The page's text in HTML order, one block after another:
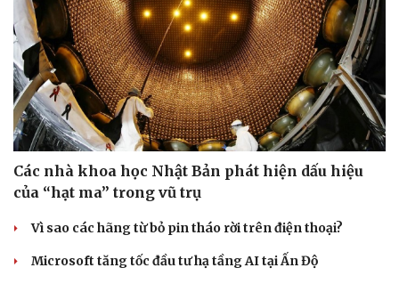
Các nhà khoa học Nhật Bản phát hiện dấu hiệu
của “hạt ma” trong vũ trụ
Vì sao các hãng từ bỏ pin tháo rời trên điện thoại?
Microsoft tăng tốc đầu tư hạ tầng AI tại Ấn Độ